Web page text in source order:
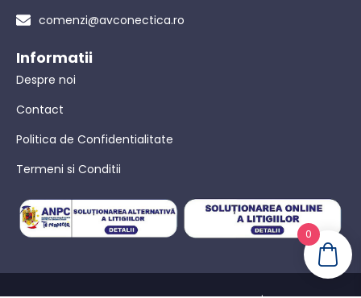
comenzi@avconectica.ro
Informatii
Despre noi
Contact
Politica de Confidentialitate
Termeni si Conditii
0